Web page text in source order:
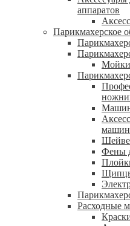
аппаратов
Парикмахерское
Мойки
Фены
Расходные